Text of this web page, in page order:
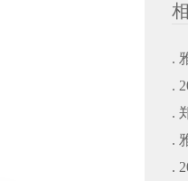
.
.
.
.
.